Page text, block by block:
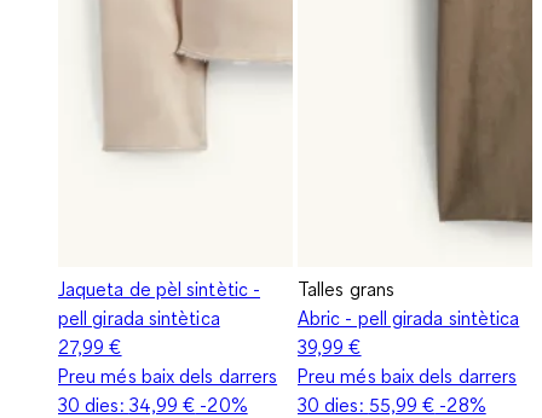
Jaqueta de pèl sintètic -
pell girada sintètica
27,99 €
Preu més baix dels darrers
30 dies: 34,99 € -20%
Talles grans
Abric - pell girada sintètica
39,99 €
Preu més baix dels darrers
30 dies: 55,99 € -28%